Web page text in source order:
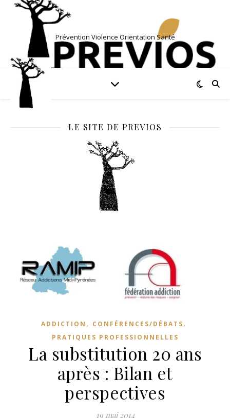
Prévention Violence Orientation Santé
LE SITE DE PREVIOS
ADDICTION , CONFÉRENCES/DÉBATS,
PRATIQUES PROFESSIONNELLES
La substitution 20 ans
après : Bilan et
perspectives
19 mai 2014